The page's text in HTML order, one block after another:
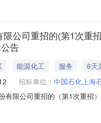
公司重招的(第1次重
告
能源化工 服务
6天
招标单位： 中国石化上海
有限公司重招的（第1次重
事务中心设备更新客梯